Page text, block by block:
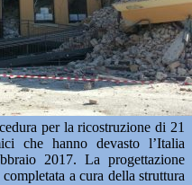
per la ricostruzione di 21
che hanno devasto l’Italia
2017. La progettazione
a cura della struttura